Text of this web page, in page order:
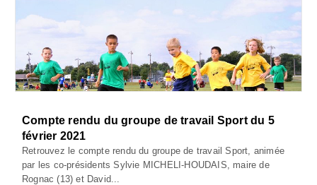
Compte rendu du groupe de travail Sport du 5
février 2021
Retrouvez le compte rendu du groupe de travail Sport, animée
par les co-présidents Sylvie MICHELI-HOUDAIS, maire de
Rognac (13) et David...